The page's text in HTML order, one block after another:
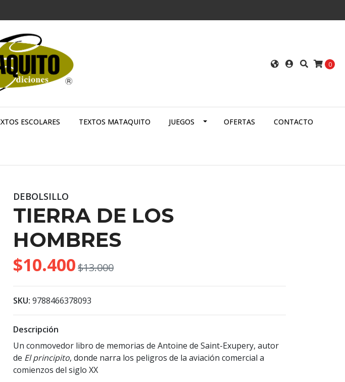
0
ESCOLARES TEXTOS MATAQUITO JUEGOS OFERTAS CONTACTO
DEBOLSILLO
TIERRA DE LOS
HOMBRES
$10.400$13.000
SKU: 9788466378093
Descripción
Un conmovedor libro de memorias de Antoine de Saint-Exupery, autor
de El principito, donde narra los peligros de la aviación comercial a
comienzos del siglo XX